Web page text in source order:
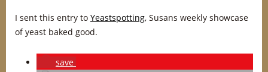
I sent this entry to Yeastspotting, Susans weekly showcase
of yeast baked good.
save